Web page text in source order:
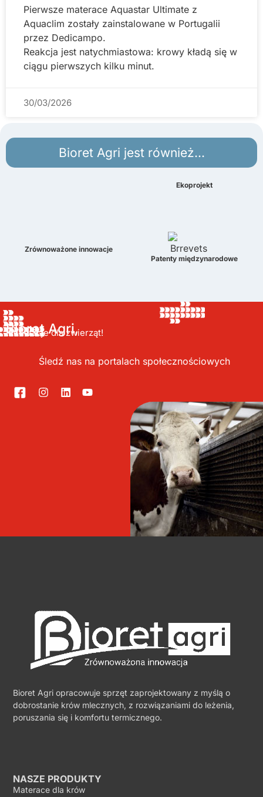
Pierwsze materace Aquastar Ultimate z
Aquaclim zostały zainstalowane w Portugalii
przez Dedicampo.
Reakcja jest natychmiastowa: krowy kładą się w
ciągu pierwszych kilku minut.
30/03/2026
Bioret Agri jest również...
Ekoprojekt
Zrównoważone innowacje
Patenty międzynarodowe
Bioret Agri,
Innowacje dla zwierząt!
Śledź nas na portalach społecznościowych
Bioret Agri opracowuje sprzęt zaprojektowany z myślą o
dobrostanie krów mlecznych, z rozwiązaniami do leżenia,
poruszania się i komfortu termicznego.
NASZE PRODUKTY
Materace dla krów